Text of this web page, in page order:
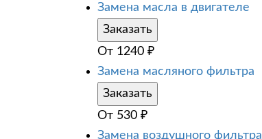
Замена масла в двигателе
Заказать
От 1240 ₽
Замена масляного фильтра
Заказать
От 530 ₽
Замена воздушного фильтра